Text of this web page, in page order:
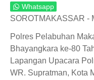
Whatsapp
SOROTMAKASSAR -
Polres Pelabuhan
Bhayangkara ke-80
Lapangan Upacara
WR. Supratman, Kota